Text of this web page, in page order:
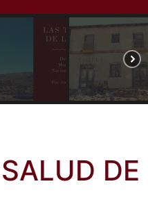
DE